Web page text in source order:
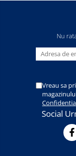
Nu
Vreau sa
Social